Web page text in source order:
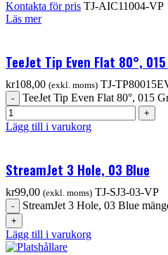
Kontakta för pris TJ-AIC11004-VP
Läs mer
TeeJet Tip Even Flat 80°,
kr108,00 (exkl. moms) TJ-
TeeJet Tip Even Flat 80°, 015
Lägg till i varukorg
StreamJet 3 Hole, 03 Blue
kr99,00 (exkl. moms) TJ-SJ3-03-VP
StreamJet 3 Hole, 03 Blue
Lägg till i varukorg